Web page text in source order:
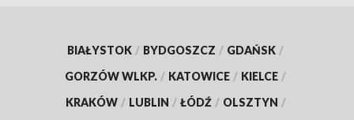
BIAŁYSTOK / BYDGOSZCZ / GDAŃSK /
GORZÓW WLKP. / KATOWICE / KIELCE /
KRAKÓW / LUBLIN / ŁÓDŹ / OLSZTYN /